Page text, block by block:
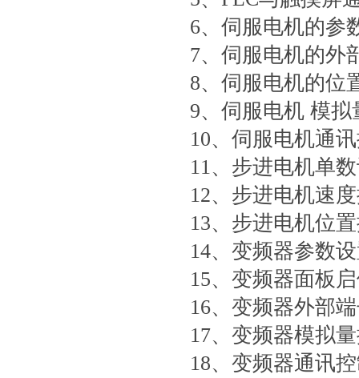
6、伺服电机的参
7、伺服电机的外
8、伺服电机的位
9、伺服电机 模拟
10、伺服电机通
11、步进电机单
12、步进电机速
13、步进电机位
14、变频器参数
15、变频器面板
16、变频器外部
17、变频器模拟
18、变频器通讯